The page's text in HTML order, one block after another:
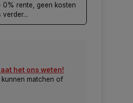
0% rente, geen kosten
het ons weten!
matchen of